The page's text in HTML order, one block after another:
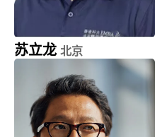
苏立龙 北京
龙创悦动网络科技